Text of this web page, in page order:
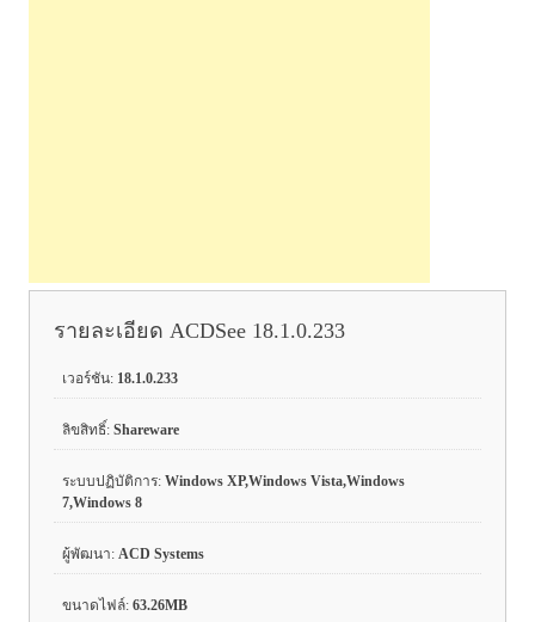
รายละเอียด ACDSee 18.1.0.233
เวอร์ชัน: 18.1.0.233
ลิขสิทธิ์:Shareware
ระบบปฏิบัติการ:Windows XP,Windows Vista,Windows
7,Windows 8
ผู้พัฒนา: ACD Systems
ขนาดไฟล์:63.26MB